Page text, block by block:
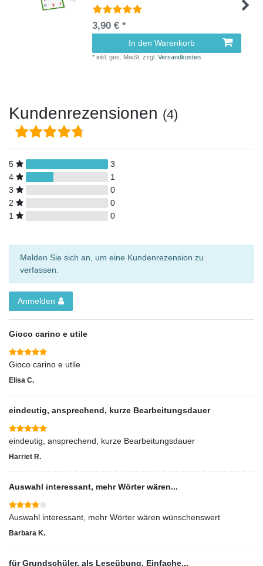
3,90 € *
In den Warenkorb
*inkl. ges. MwSt. zzgl.Versandkosten
Kundenrezensionen (4)
5
3
4
1
3
0
2
0
1
0
Melden Sie sich an, um eine Kundenrezension zu
verfassen.
Anmelden
Gioco carino e utile
Gioco carino e utile
Elisa C.
eindeutig, ansprechend, kurze Bearbeitungsdauer
eindeutig, ansprechend, kurze Bearbeitungsdauer
Harriet R.
Auswahl interessant, mehr Wörter wären...
Auswahl interessant, mehr Wörter wären wünschenswert
Barbara K.
für Grundschüler, als Leseübung. Einfache...